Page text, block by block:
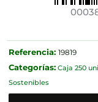
Referencia: 19819
Categorías: Caja 250
Sostenibles